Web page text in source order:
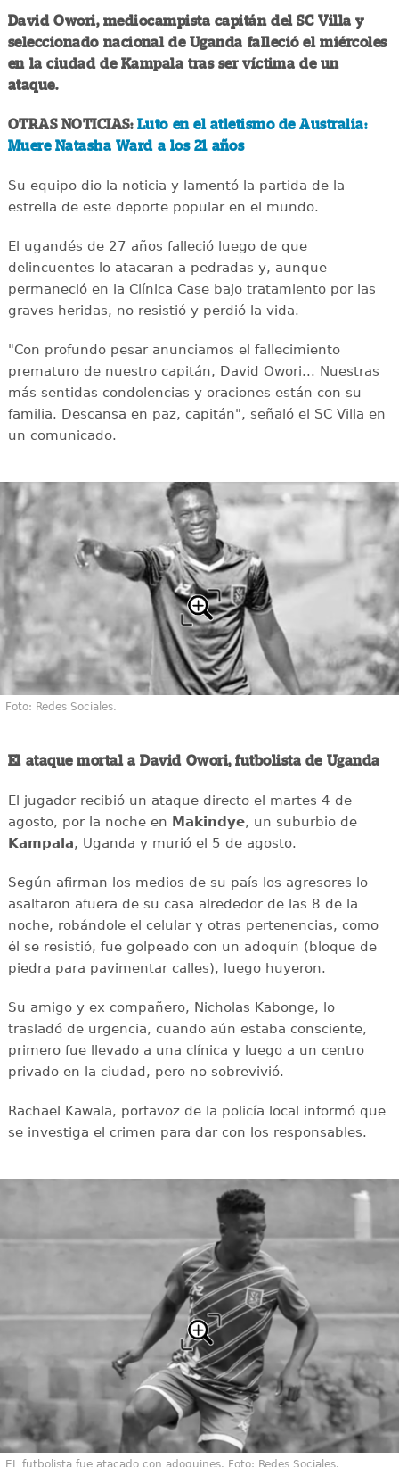
David Owori, mediocampista capitán del SC Villa y
seleccionado nacional de Uganda falleció el miércoles
en la ciudad de Kampala tras ser víctima de un
ataque.
OTRAS NOTICIAS: Luto en el atletismo de Australia:
Muere Natasha Ward a los 21 años
Su equipo dio la noticia y lamentó la partida de la
estrella de este deporte popular en el mundo.
El ugandés de 27 años falleció luego de que
delincuentes lo atacaran a pedradas y, aunque
permaneció en la Clínica Case bajo tratamiento por las
graves heridas, no resistió y perdió la vida.
"Con profundo pesar anunciamos el fallecimiento
prematuro de nuestro capitán, David Owori... Nuestras
más sentidas condolencias y oraciones están con su
familia. Descansa en paz, capitán", señaló el SC Villa en
un comunicado.
Foto: Redes Sociales.
El ataque mortal a David Owori, futbolista de Uganda
El jugador recibió un ataque directo el martes 4 de
agosto, por la noche en Makindye, un suburbio de
Kampala, Uganda y murió el 5 de agosto.
Según afirman los medios de su país los agresores lo
asaltaron afuera de su casa alrededor de las 8 de la
noche, robándole el celular y otras pertenencias, como
él se resistió, fue golpeado con un adoquín (bloque de
piedra para pavimentar calles), luego huyeron.
Su amigo y ex compañero, Nicholas Kabonge, lo
trasladó de urgencia, cuando aún estaba consciente,
primero fue llevado a una clínica y luego a un centro
privado en la ciudad, pero no sobrevivió.
Rachael Kawala, portavoz de la policía local informó que
se investiga el crimen para dar con los responsables.
EL futbolista fue atacado con adoquines. Foto: Redes Sociales.